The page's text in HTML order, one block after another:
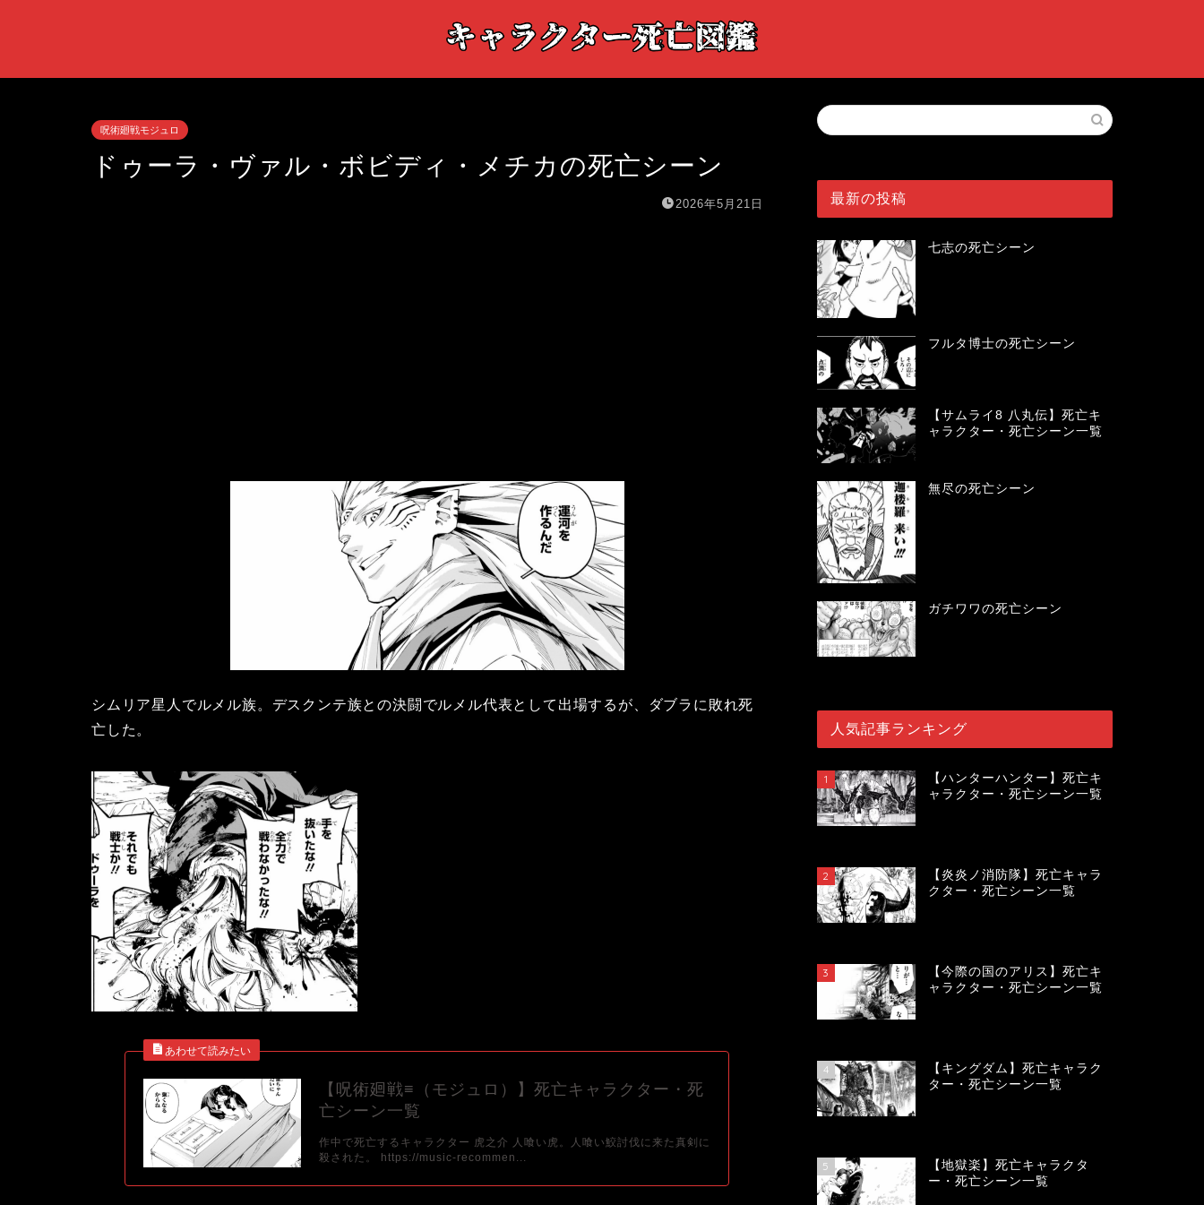
呪術廻戦モジュロ
ドゥーラ・ヴァル・ボビディ・メチカの死亡シーン
2026年5月21日
シムリア星人でルメル族。デスクンテ族との決闘でルメル代表として出場するが、ダブラに敗れ死
亡した。
【呪術廻戦≡（モジュロ）】死亡キャラクター・死
亡シーン一覧
作中で死亡するキャラクター 虎之介 人喰い虎。人喰い鮫討伐に来た真剣に
殺された。 https://music-recommen...
最新の投稿
七志の死亡シーン
フルタ博士の死亡シーン
【サムライ8 八丸伝】死亡キ
ャラクター・死亡シーン一覧
無尽の死亡シーン
ガチワワの死亡シーン
人気記事ランキング
1
【ハンターハンター】死亡キ
ャラクター・死亡シーン一覧
2
【炎炎ノ消防隊】死亡キャラ
クター・死亡シーン一覧
3
【今際の国のアリス】死亡キ
ャラクター・死亡シーン一覧
4
【キングダム】死亡キャラク
ター・死亡シーン一覧
5
【地獄楽】死亡キャラクタ
ー・死亡シーン一覧